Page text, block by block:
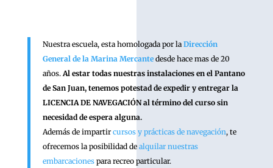
Nuestra escuela, esta homologada por la Dirección
General de la Marina Mercantedesde hace mas de 20
años. Al estar todas nuestras instalaciones en el Pantano
de San Juan, tenemos potestad de expedir y entregar la
LICENCIA DE NAVEGACIÓN al término del curso sin
necesidad de espera alguna.
Además de impartircursos y prácticas de navegación, te
ofrecemos la posibilidad de alquilar nuestras
embarcacionespara recreo particular.